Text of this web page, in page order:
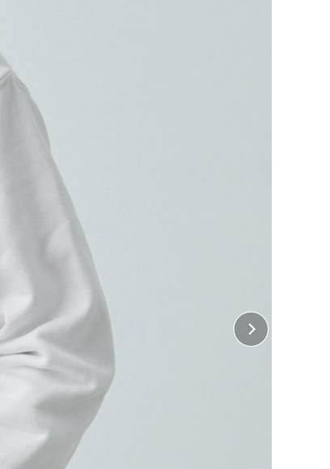
地を使用。
も素肌へのはりつき感もなく快適に過ごせま
いので、動き回るお子さまの普段着としても
りません。
ます。
覧ください。
右胸
縦7cm
縦10cm
縦10cm
央
縦25cm
、右長袖
縦28cm